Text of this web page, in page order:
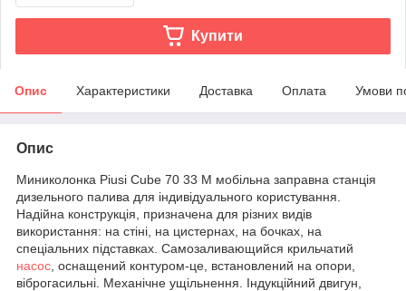
Купити
Опис Характеристики Доставка Оплата Умови
Опис
Миниколонка Piusi Cube 70 33 M мобільна заправна станція
дизельного палива для індивідуального користування.
Надійна конструкція, призначена для різних видів
використання: на стіні, на цистернах, на бочках, на
спеціальних підставках. Самозаливающийся крильчатий
насос , оснащений контуром-це, встановлений на опори,
віброгасильні. Механічне ущільнення. Індукційний двигун,